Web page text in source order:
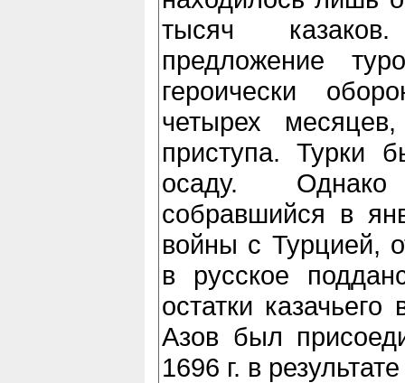
тысяч
предложение
героически
четырех
приступа. Турки
осаду.
собравшийся в
войны с Турцией,
в русское
остатки казачьего
Азов был
1696 г. в